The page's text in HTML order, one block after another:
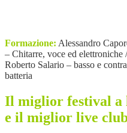
Formazione: Alessandro
– Chitarre, voce ed
Roberto Salario – basso e
batteria
Il miglior festival a
e il miglior live